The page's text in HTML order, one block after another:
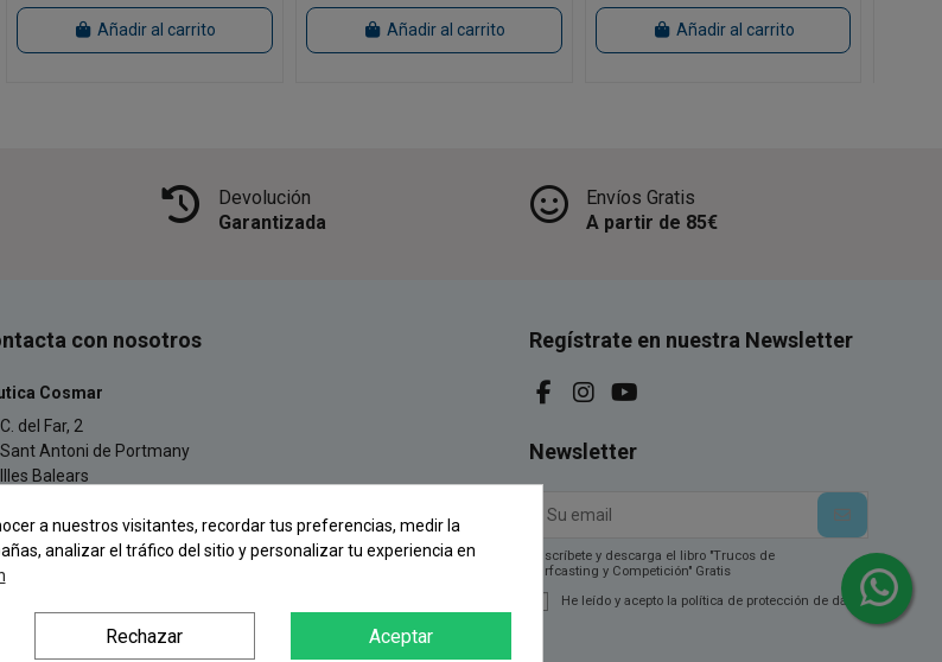
Añadir al carrito Añadir al carrito Añadir al carrito
Devolución
Garantizada
Envíos Gratis
A partir de 85€
con nosotros
Cosmar
C. del Far, 2
Sant Antoni de Portmany
Illes Balears
pescacosmar@gmail.com
Regístrate en nuestra Newsletter
Newsletter
Suscríbete y descarga el libro "Trucos de
Surfcasting y Competición" Gratis
He leído y acepto la política de protección de datos.
a nuestros visitantes, recordar tus preferencias, medir la
analizar el tráfico del sitio y personalizar tu experiencia en
Rechazar Aceptar